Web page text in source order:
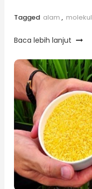
Tagged alam , molekul
Baca lebih lanjut